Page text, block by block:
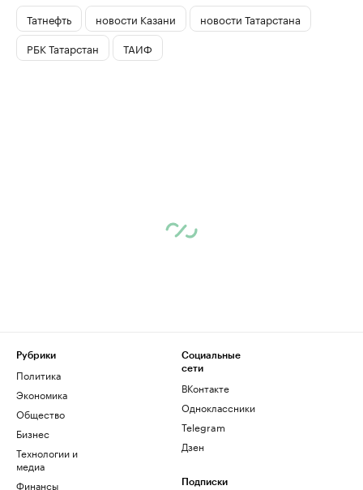
Татнефть новости Казани
новости Татарстана
РБК Татарстан
ТАИФ
Рубрики
Политика
Экономика
Общество
Бизнес
Технологии и
медиа
Финансы
Социальные
сети
ВКонтакте
Одноклассники
Telegram
Дзен
Подписки